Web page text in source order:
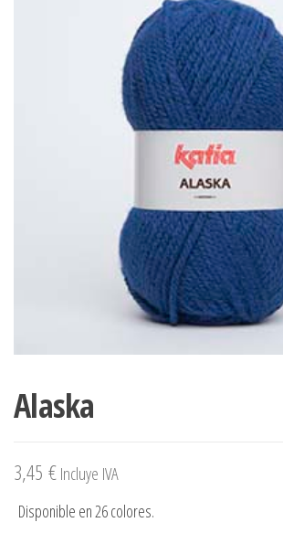
Alaska
3,45 €Incluye IVA
Disponible en 26 colores.